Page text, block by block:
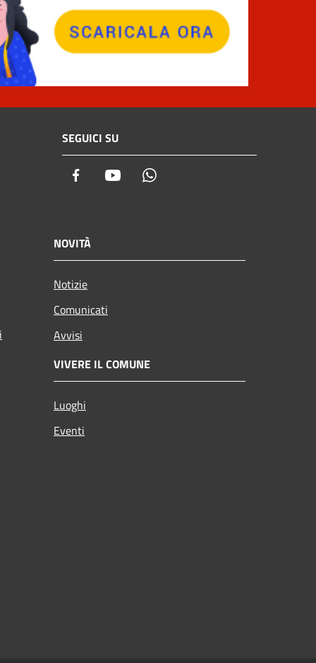
SEGUICI SU
Facebook Youtube
NOVITÀ
Notizie
Comunicati
Avvisi
VIVERE IL COMUNE
Luoghi
Eventi